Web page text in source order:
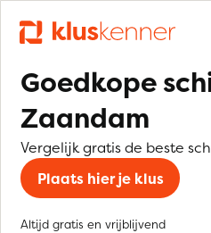
Goedkope
Zaandam
Vergelijk gratis de beste
Plaats hier je klus
Altijd gratis en vrijblijvend